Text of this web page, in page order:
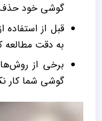
گوشی خود حذف
قبل از
به دقت مطالعه
برخی از
گوشی شما کار